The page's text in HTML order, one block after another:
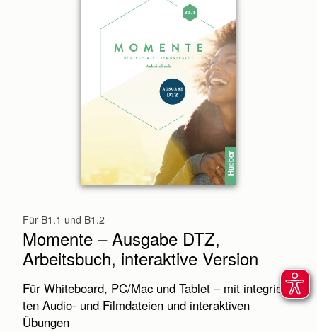
Für B1.1 und B1.2
Momente – Ausgabe DTZ,
Arbeitsbuch, interaktive Version
Für Whiteboard, PC/Mac und Tablet – mit inte­grier­
ten Audio- und Film­dateien und inter­aktiven
Übungen